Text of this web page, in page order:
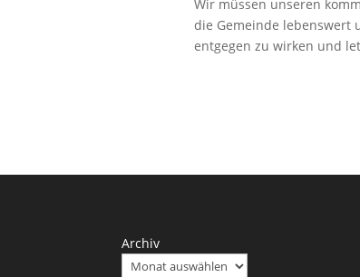
Wir müssen unseren
die Gemeinde lebenswert
entgegen zu wirken und
Archiv